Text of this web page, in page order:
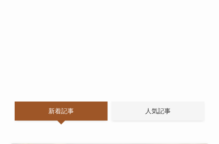
新着記事 人気記事